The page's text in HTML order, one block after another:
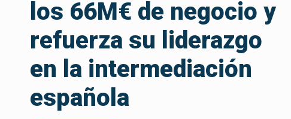
los 66M€ de negocio y
refuerza su liderazgo
en la intermediación
española